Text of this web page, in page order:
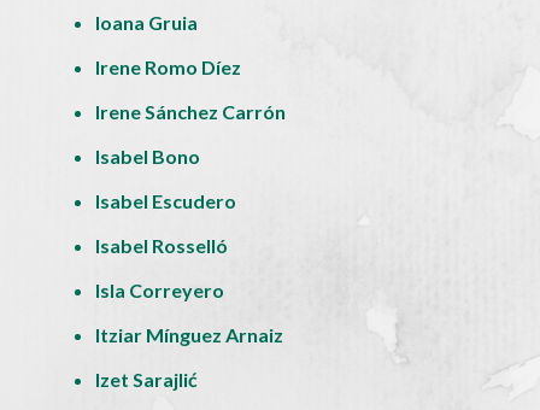
Ioana Gruia
Irene Romo Díez
Irene Sánchez Carrón
Isabel Bono
Isabel Escudero
Isabel Rosselló
Isla Correyero
Itziar Mínguez Arnaiz
Izet Sarajlić